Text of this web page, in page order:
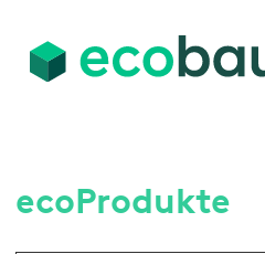
ecoProdukte